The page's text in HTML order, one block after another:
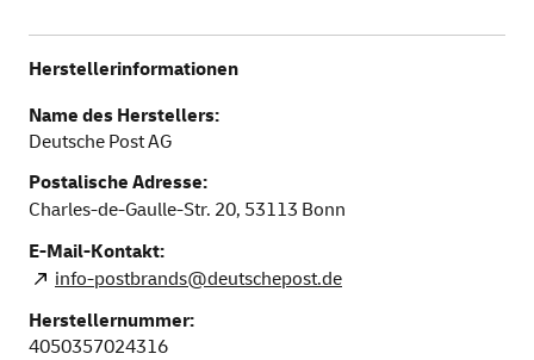
Herstellerinformationen
Name des Herstellers:
Deutsche Post AG
Postalische Adresse:
Charles-de-Gaulle-Str. 20, 53113 Bonn
E-Mail-Kontakt:
info-postbrands@deutschepost.de
Herstellernummer:
4050357024316